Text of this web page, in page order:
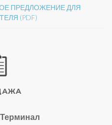
ПРЕДЛОЖЕНИЕ ДЛЯ
(PDF)